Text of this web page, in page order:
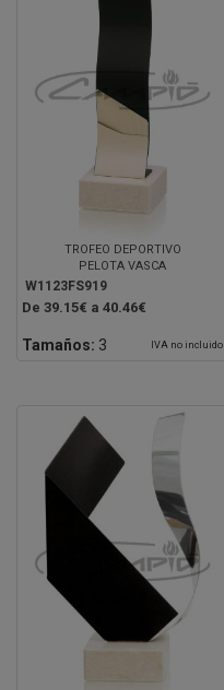
TROFEO DEPORTIVO
PELOTA VASCA
W1123FS919
De 39.15€ a 40.46€
Tamaños: 3 IVA no incluido